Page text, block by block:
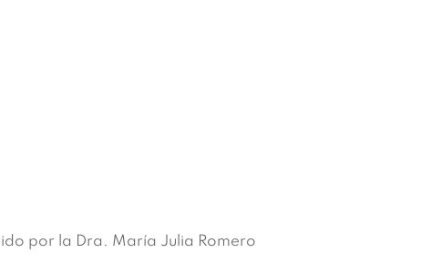
por la Dra. María Julia Romero